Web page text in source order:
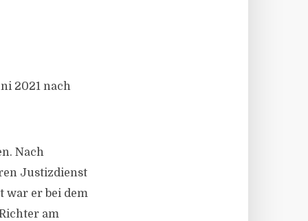
2021 nach
Nach
Justizdienst
war er bei dem
am